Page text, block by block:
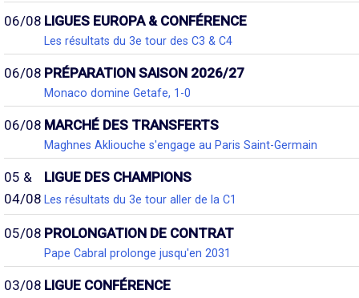
06/08 LIGUES EUROPA & CONFÉRENCE
Les résultats du 3e tour des C3 & C4
06/08 PRÉPARATION SAISON 2026/27
Monaco domine Getafe, 1-0
06/08 MARCHÉ DES TRANSFERTS
Maghnes Akliouche s'engage au Paris Saint-Germain
05 &
04/08
LIGUE DES CHAMPIONS
Les résultats du 3e tour aller de la C1
05/08 PROLONGATION DE CONTRAT
Pape Cabral prolonge jusqu'en 2031
03/08 LIGUE CONFÉRENCE